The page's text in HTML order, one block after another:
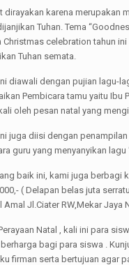
dirayakan karena
Tuhan. Tema
celebration tahun
Tuhan semata.
diawali dengan pujian lagu-
Pembicara tamu yaitu Ibu
oleh pesan natal yang
juga diisi dengan
guru yang menyanyikan lagu
baik ini, kami juga
( Delapan belas juta
Jl.Ciater RW,Mekar Jaya
Natal , kali ini para
bagi para siswa .
firman serta bertujuan agar